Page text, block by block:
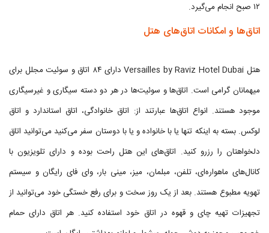
۱۲ صبح انجام می‌گیرد.
اتاق‌ها و امکانات اتاق‌های هتل
هتل Versailles by Raviz Hotel Dubai دارای ۸۴ اتاق و سوئیت مجلل برای
میهمانان گرامی است. اتاق‌ها و سوئیت‌ها در هر دو دسته سیگاری و غیرسیگاری
موجود هستند. انواع اتاق‌ها عبارتند از: اتاق خانوادگی، اتاق استاندارد و اتاق
لوکس. بسته به اینکه تنها یا با خانواده و یا با دوستان سفر می‌کنید می‌توانید اتاق
دلخواهتان را رزرو کنید. اتاق‌های این هتل راحت بوده و دارای تلویزیون با
کانال‌های ماهواره‌ای، تلفن، مبلمان، میز، مینی بار، وای فای رایگان و سیستم
تهویه مطبوع هستند. بعد از یک روز سخت و برای رفع خستگی خود می‌توانید از
تجهیزات تهیه چای و قهوه در اتاق خود استفاده کنید. هر اتاق دارای حمام